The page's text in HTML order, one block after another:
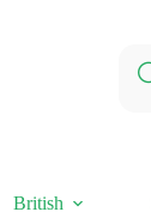
British